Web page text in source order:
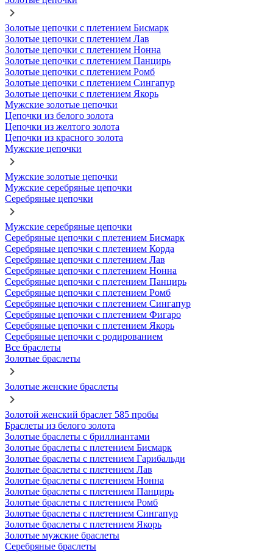
Золотые цепочки с плетением Бисмарк
Золотые цепочки с плетением Лав
Золотые цепочки с плетением Нонна
Золотые цепочки с плетением Панцирь
Золотые цепочки с плетением Ромб
Золотые цепочки с плетением Сингапур
Золотые цепочки с плетением Якорь
Мужские золотые цепочки
Цепочки из белого золота
Цепочки из желтого золота
Цепочки из красного золота
Мужские цепочки
Мужские золотые цепочки
Мужские серебряные цепочки
Серебряные цепочки
Мужские серебряные цепочки
Серебряные цепочки с плетением Бисмарк
Серебряные цепочки с плетением Корда
Серебряные цепочки с плетением Лав
Серебряные цепочки с плетением Нонна
Серебряные цепочки с плетением Панцирь
Серебряные цепочки с плетением Ромб
Серебряные цепочки с плетением Сингапур
Серебряные цепочки с плетением Фигаро
Серебряные цепочки с плетением Якорь
Серебряные цепочки с родированием
Все браслеты
Золотые браслеты
Золотые женские браслеты
Золотой женский браслет 585 пробы
Браслеты из белого золота
Золотые браслеты с бриллиантами
Золотые браслеты с плетением Бисмарк
Золотые браслеты с плетением Гарибальди
Золотые браслеты с плетением Лав
Золотые браслеты с плетением Нонна
Золотые браслеты с плетением Панцирь
Золотые браслеты с плетением Ромб
Золотые браслеты с плетением Сингапур
Золотые браслеты с плетением Якорь
Золотые мужские браслеты
Серебряные браслеты